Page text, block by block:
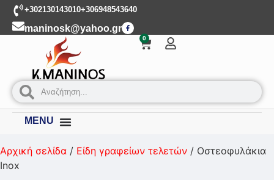
+302130143010+306948543640
maninosk@yahoo.gr
0
MENU
Αρχική σελίδα / Είδη γραφείων τελετών / Οστεοφυλάκια
Inox